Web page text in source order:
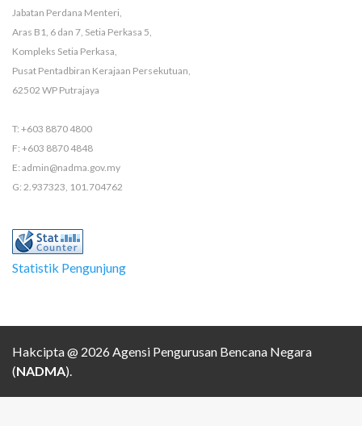
Jabatan Perdana Menteri,
Aras B1, 6 dan 7, Setia Perkasa 5,
Kompleks Setia Perkasa,
Pusat Pentadbiran Kerajaan Persekutuan,
62502 WP Putrajaya
T: +603 8870 4800
F: +603 8870 4848
E: admin@nadma.gov.my
G: 2.937323, 101.704762
Statistik Pengunjung
Hakcipta @ 2026 Agensi Pengurusan Bencana Negara
(NADMA).